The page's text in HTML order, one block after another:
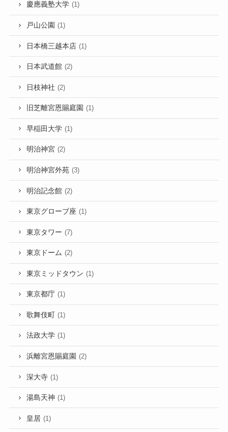
慶應義塾大学 (1)
戸山公園 (1)
日本橋三越本店 (1)
日本武道館 (2)
日枝神社 (2)
旧芝離宮恩賜庭園 (1)
早稲田大学 (1)
明治神宮 (2)
明治神宮外苑 (3)
明治記念館 (2)
東京グローブ座 (1)
東京タワー (7)
東京ドーム (2)
東京ミッドタウン (1)
東京都庁 (1)
歌舞伎町 (1)
法政大学 (1)
浜離宮恩賜庭園 (2)
深大寺 (1)
湯島天神 (1)
皇居 (1)